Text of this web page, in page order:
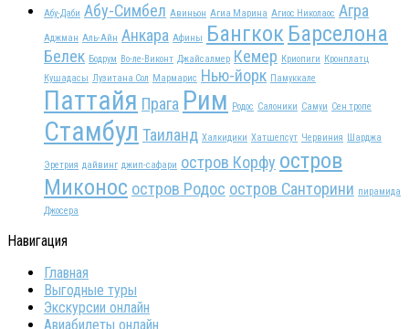
Абу-Даби Абу-Симбел Авиньон Агиа Марина Агиос Николаос Агра
Аджман Аль-Айн Анкара Афины Бангкок Барселона
Белек Бодрум Во-ле-Виконт Джайсалмер Кемер Криопиги Кронплатц
Кушадасы Лузитана Сол Мармарис Нью-йорк Памуккале
Паттайя Прага Рим Родос Салоники Самуи Сен тропе
Стамбул Таиланд Халкидики Хатшепсут Червиния Шарджа
Эретрия дайвинг джип-сафари остров Корфу остров
Миконос остров Родос остров Санторини пирамида
Джосера
Навигация
Главная
Выгодные туры
Экскурсии онлайн
Авиабилеты онлайн